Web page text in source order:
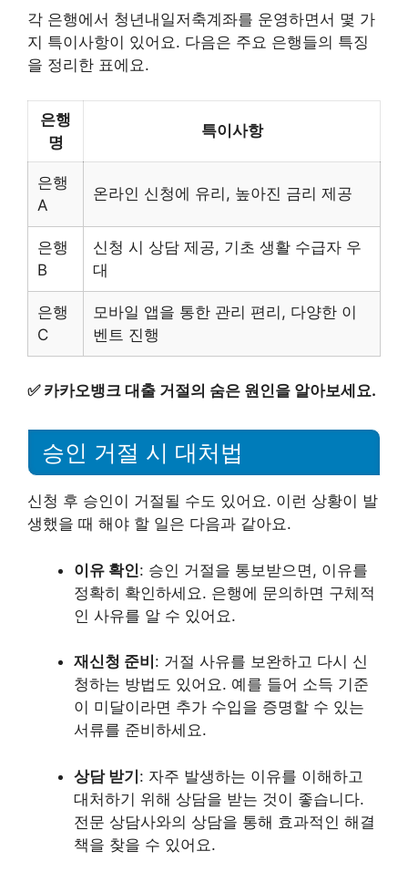
각 은행에서 청년내일저축계좌를 운영하면서 몇 가
지 특이사항이 있어요. 다음은 주요 은행들의 특징
을 정리한 표에요.
은행
명
특이사항
은행
A
온라인 신청에 유리, 높아진 금리 제공
은행
B
신청 시 상담 제공, 기초 생활 수급자 우
대
은행
C
모바일 앱을 통한 관리 편리, 다양한 이
벤트 진행
✅ 카카오뱅크 대출 거절의 숨은 원인을 알아보세요.
승인 거절 시 대처법
신청 후 승인이 거절될 수도 있어요. 이런 상황이 발
생했을 때 해야 할 일은 다음과 같아요.
이유 확인: 승인 거절을 통보받으면, 이유를
정확히 확인하세요. 은행에 문의하면 구체적
인 사유를 알 수 있어요.
재신청 준비 : 거절 사유를 보완하고 다시 신
청하는 방법도 있어요. 예를 들어 소득 기준
이 미달이라면 추가 수입을 증명할 수 있는
서류를 준비하세요.
상담 받기: 자주 발생하는 이유를 이해하고
대처하기 위해 상담을 받는 것이 좋습니다.
전문 상담사와의 상담을 통해 효과적인 해결
책을 찾을 수 있어요.